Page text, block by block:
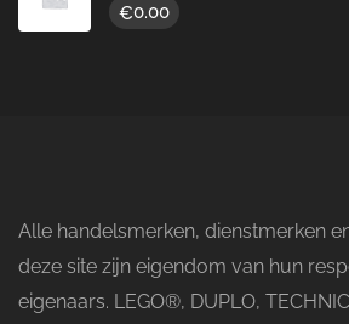
€0.00
Alle handelsmerken, dienstmerken
deze site zijn eigendom van hun
eigenaars. LEGO®, DUPLO,